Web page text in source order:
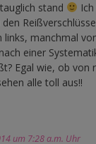
stand
links, manchmal
einer
Egal wie, ob von
alle toll aus!!
um 7:28 a.m. Uhr